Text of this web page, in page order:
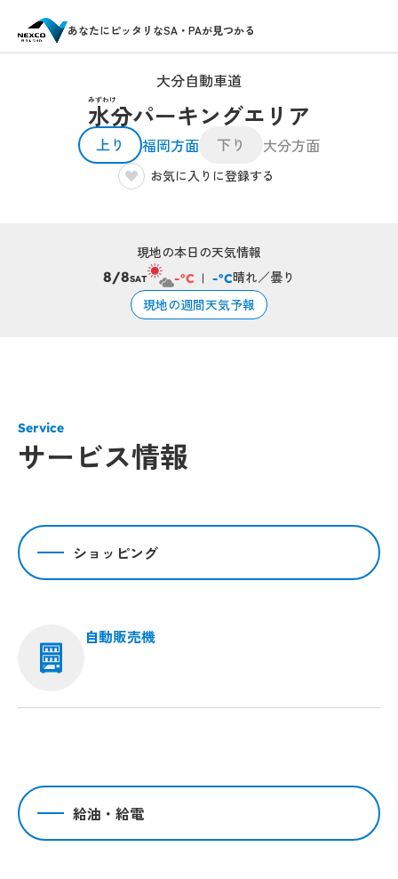
あなたにピッタリなSA・PAが見つかる
大分自動車道
水分パーキングエリア
みずわけ
上り 福岡方面 下り 大分方面
お気に入りに登録する
現地の本日の天気情報
8/8SAT -°C -°C晴れ／曇り
現地の週間天気予報
Service
サービス情報
ショッピング
自動販売機
給油・給電